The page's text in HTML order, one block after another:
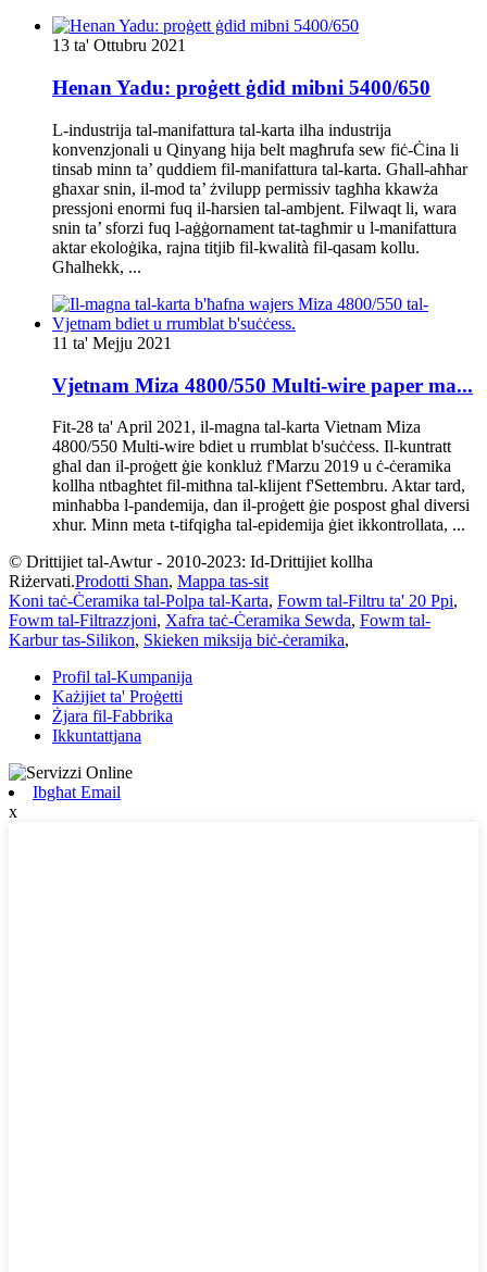
13 ta' Ottubru 2021
Henan Yadu: proġett ġdid mibni 5400/650
L-industrija tal-manifattura tal-karta ilha industrija
konvenzjonali u Qinyang hija belt magħrufa sew fiċ-Ċina li
tinsab minn ta’ quddiem fil-manifattura tal-karta. Għall-aħħar
għaxar snin, il-mod ta’ żvilupp permissiv tagħha kkawża
pressjoni enormi fuq il-ħarsien tal-ambjent. Filwaqt li, wara
snin ta’ sforzi fuq l-aġġornament tat-tagħmir u l-manifattura
aktar ekoloġika, rajna titjib fil-kwalità fil-qasam kollu.
Għalhekk, ...
11 ta' Mejju 2021
Vjetnam Miza 4800/550 Multi-wire paper ma...
Fit-28 ta' April 2021, il-magna tal-karta Vietnam Miza
4800/550 Multi-wire bdiet u rrumblat b'suċċess. Il-kuntratt
għal dan il-proġett ġie konkluż f'Marzu 2019 u ċ-ċeramika
kollha ntbagħtet fil-mitħna tal-klijent f'Settembru. Aktar tard,
minħabba l-pandemija, dan il-proġett ġie pospost għal diversi
xhur. Minn meta t-tifqigħa tal-epidemija ġiet ikkontrollata, ...
© Drittijiet tal-Awtur - 2010-2023: Id-Drittijiet kollha
Riżervati.Prodotti Sħan, Mappa tas-sit
Koni taċ-Ċeramika tal-Polpa tal-Karta, Fowm tal-Filtru ta' 20 Ppi,
Fowm tal-Filtrazzjoni, Xafra taċ-Ċeramika Sewda, Fowm tal-
Karbur tas-Silikon, Skieken miksija biċ-ċeramika,
Profil tal-Kumpanija
Każijiet ta' Proġetti
Żjara fil-Fabbrika
Ikkuntattjana
Ibgħat Email
x